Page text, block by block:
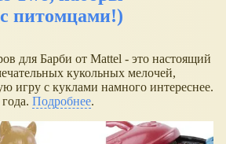
питомцами!)
для Барби от Mattel - это настоящий
кукольных мелочей,
игру с куклами намного интереснее.
Подробнее.